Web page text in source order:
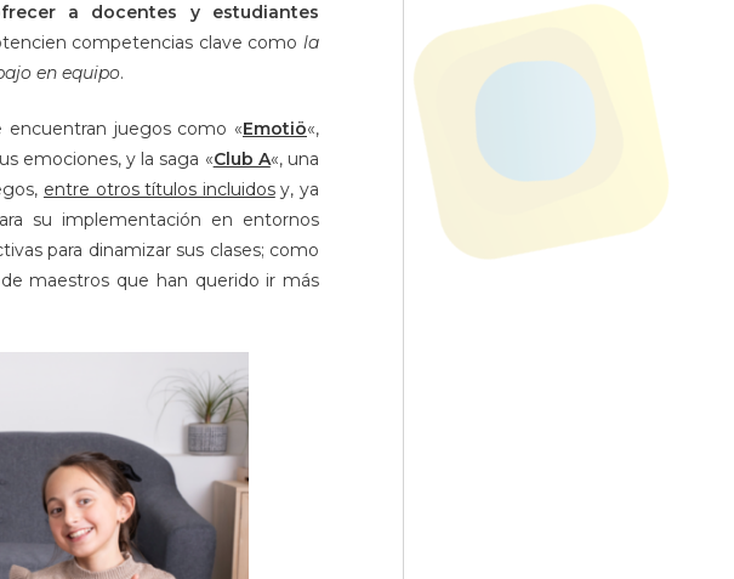
a docentes y estudiantes
competencias clave como la
en equipo.
encuentran juegos como «Emotiö«,
emociones, y la saga «Club A«, una
entre otros títulos incluidosy, ya
su implementación en entornos
para dinamizar sus clases; como
maestros que han querido ir más